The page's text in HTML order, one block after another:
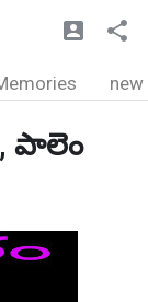
new
, పాలెం